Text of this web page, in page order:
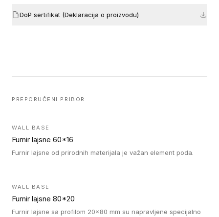
DoP sertifikat (Deklaracija o proizvodu)
PREPORUČENI PRIBOR
WALL BASE
Furnir lajsne 60*16
Furnir lajsne od prirodnih materijala je važan element poda.
WALL BASE
Furnir lajsne 80*20
Furnir lajsne sa profilom 20x80 mm su napravljene specijalno